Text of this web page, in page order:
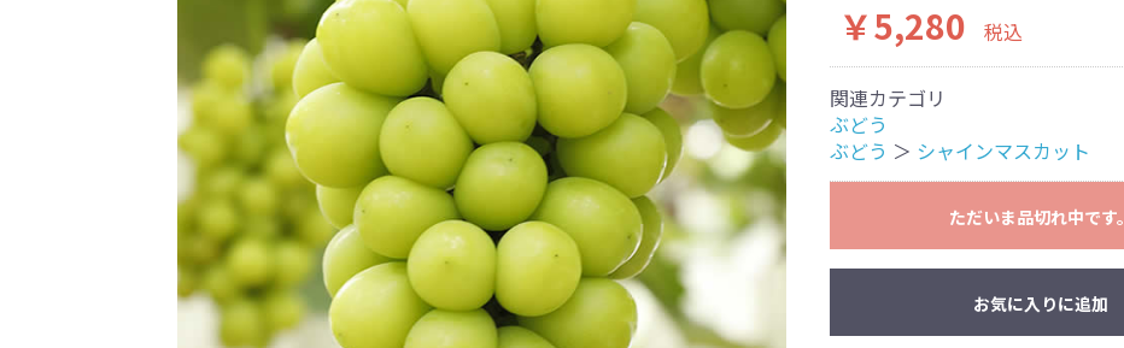
￥5,280 税込
関連カテゴリ
ぶどう
ぶどう ＞ シャインマスカット
ただいま品切れ中です。
お気に入りに追加